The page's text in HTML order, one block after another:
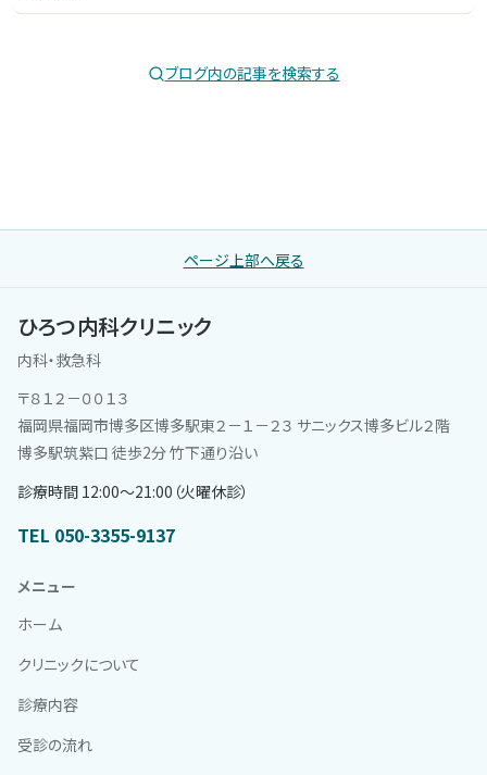
ブログ内の記事を検索する
ページ上部へ戻る
ひろつ内科クリニック
内科・救急科
〒８１２－００１３
福岡県福岡市博多区博多駅東２－１－２３ サニックス博多ビル２階
博多駅筑紫口 徒歩2分 竹下通り沿い
診療時間 12:00〜21:00（火曜休診）
TEL 050-3355-9137
メニュー
ホーム
クリニックについて
診療内容
受診の流れ